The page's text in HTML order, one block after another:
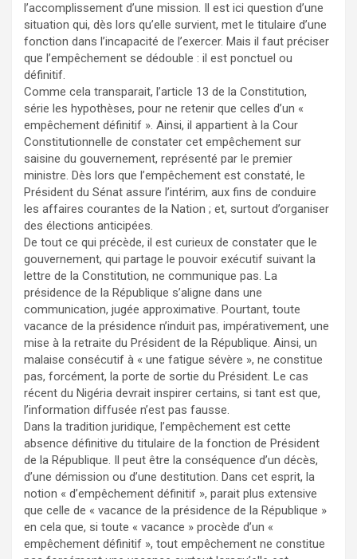
l’accomplissement d’une mission. Il est ici question d’une
situation qui, dès lors qu’elle survient, met le titulaire d’une
fonction dans l’incapacité de l’exercer. Mais il faut préciser
que l’empêchement se dédouble : il est ponctuel ou
définitif.
Comme cela transparait, l’article 13 de la Constitution,
série les hypothèses, pour ne retenir que celles d’un «
empêchement définitif ». Ainsi, il appartient à la Cour
Constitutionnelle de constater cet empêchement sur
saisine du gouvernement, représenté par le premier
ministre. Dès lors que l’empêchement est constaté, le
Président du Sénat assure l’intérim, aux fins de conduire
les affaires courantes de la Nation ; et, surtout d’organiser
des élections anticipées.
De tout ce qui précède, il est curieux de constater que le
gouvernement, qui partage le pouvoir exécutif suivant la
lettre de la Constitution, ne communique pas. La
présidence de la République s’aligne dans une
communication, jugée approximative. Pourtant, toute
vacance de la présidence n’induit pas, impérativement, une
mise à la retraite du Président de la République. Ainsi, un
malaise consécutif à « une fatigue sévère », ne constitue
pas, forcément, la porte de sortie du Président. Le cas
récent du Nigéria devrait inspirer certains, si tant est que,
l’information diffusée n’est pas fausse.
Dans la tradition juridique, l’empêchement est cette
absence définitive du titulaire de la fonction de Président
de la République. Il peut être la conséquence d’un décès,
d’une démission ou d’une destitution. Dans cet esprit, la
notion « d’empêchement définitif », parait plus extensive
que celle de « vacance de la présidence de la République »
en cela que, si toute « vacance » procède d’un «
empêchement définitif », tout empêchement ne constitue